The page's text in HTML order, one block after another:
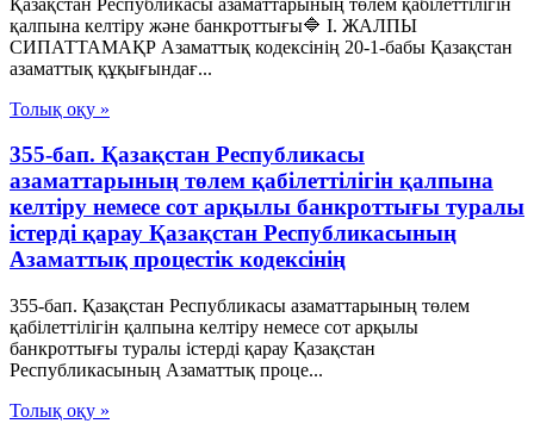
қалпына келтіру және банкроттығы🔷 I. ЖАЛПЫ
СИПАТТАМАҚР Азаматтық кодексінің 20-1-бабы Қазақстан
азаматтық құқығындағ...
Толық оқу »
355-бап. Қазақстан Республикасы
азаматтарының төлем қабілеттілігін қалпына
келтіру немесе сот арқылы банкроттығы туралы
істерді қарау Қазақстан Республикасының
Азаматтық процестік кодексінің
355-бап. Қазақстан Республикасы азаматтарының төлем
қабілеттілігін қалпына келтіру немесе сот арқылы
банкроттығы туралы істерді қарау Қазақстан
Республикасының Азаматтық проце...
Толық оқу »